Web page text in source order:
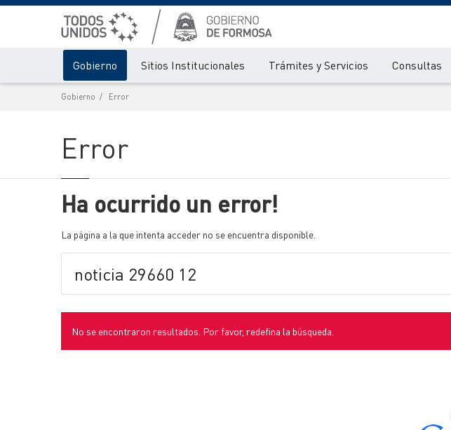
Gobierno Sitios Institucionales Trámites y Servicios Consultas
Gobierno Error
Error
Ha ocurrido un error!
La página a la que intenta acceder no se encuentra disponible.
No se encontraron resultados. Por favor, redefina la búsqueda.